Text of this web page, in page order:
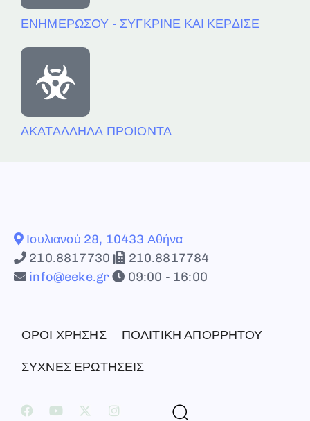
ΕΝΗΜΕΡΩΣΟΥ - ΣΥΓΚΡΙΝΕ ΚΑΙ ΚΕΡΔΙΣΕ
ΑΚΑΤΑΛΛΗΛΑ ΠΡΟΙΟΝΤΑ
Ιουλιανού 28, 10433 Αθήνα
210.8817730
210.8817784
info@eeke.gr
09:00 - 16:00
ΟΡΟΙ ΧΡΗΣΗΣ ΠΟΛΙΤΙΚΗ ΑΠΟΡΡΗΤΟΥ
ΣΥΧΝΕΣ ΕΡΩΤΗΣΕΙΣ